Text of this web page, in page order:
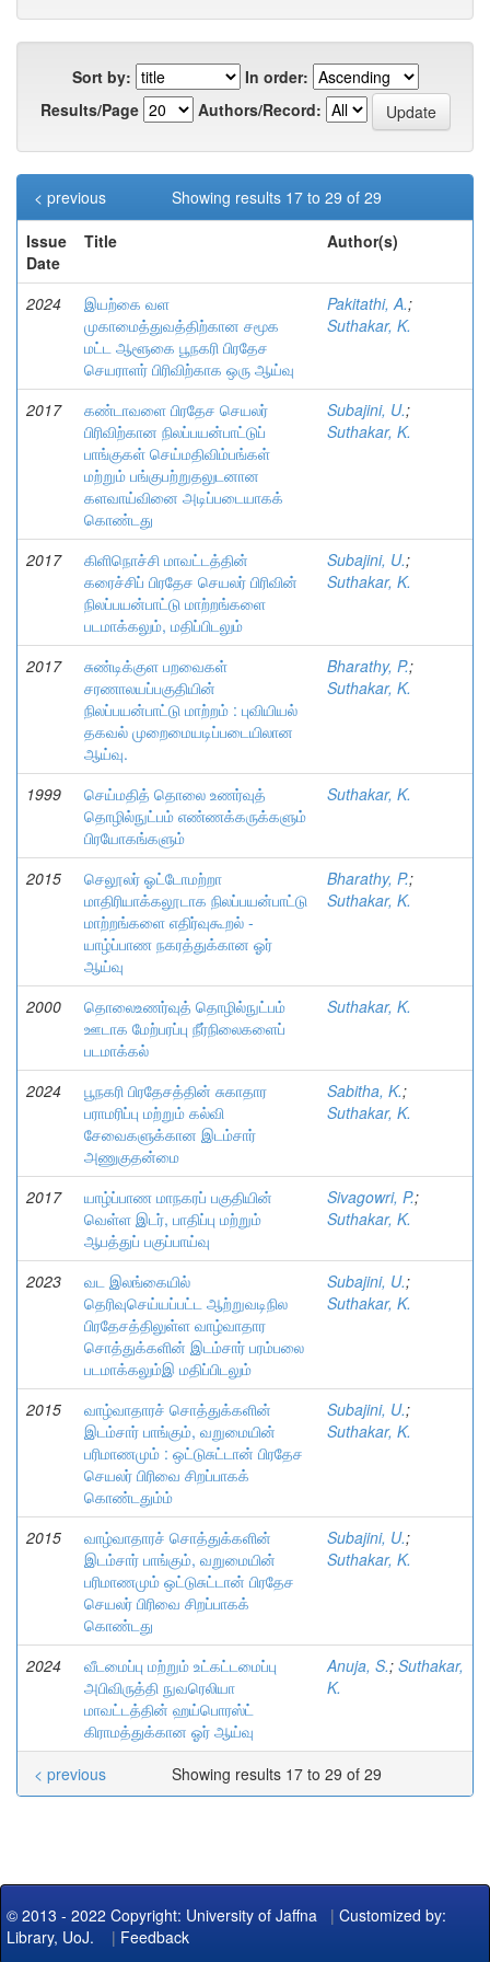
Sort by:
In order:
Results/Page
Authors/Record:
Showing results 17 to 29 of 29
< previous
Issue
Date
Title Author(s)
2024
இயற்கை வள
முகாமைத்துவத்திற்கான சமூக
மட்ட ஆளூகை பூநகரி பிரதேச
செயராளர் பிரிவிற்காக ஒரு ஆய்வு
Pakitathi, A.;
Suthakar, K.
2017
கண்டாவளை பிரதேச செயலர்
பிரிவிற்கான நிலப்பயன்பாட்டுப்
பாங்குகள் செய்மதிவிம்பங்கள்
மற்றும் பங்குபற்றுதலுடனான
களவாய்வினை அடிப்படையாகக்
கொண்டது
Subajini, U.;
Suthakar, K.
2017
கிளிநொச்சி மாவட்டத்தின்
கரைச்சிப் பிரதேச செயலர் பிரிவின்
நிலப்பயன்பாட்டு மாற்றங்களை
படமாக்கலும், மதிப்பிடலும்
Subajini, U.;
Suthakar, K.
2017
சுண்டிக்குள பறவைகள்
சரணாலயப்பகுதியின்
நிலப்பயன்பாட்டு மாற்றம் : புவியியல்
தகவல் முறைமையடிப்படையிலான
ஆய்வு.
Bharathy, P.;
Suthakar, K.
1999
செய்மதித் தொலை உணர்வுத்
தொழில்நுட்பம் எண்ணக்கருக்களும்
பிரயோகங்களும்
Suthakar, K.
2015
செலூலர் ஓட்டோமற்றா
மாதிரியாக்கலூடாக நிலப்பயன்பாட்டு
மாற்றங்களை எதிர்வுகூறல் -
யாழ்ப்பாண நகரத்துக்கான ஓர்
ஆய்வு
Bharathy, P.;
Suthakar, K.
2000
தொலைஉணர்வுத் தொழில்நுட்பம்
ஊடாக மேற்பரப்பு நீர்நிலைகளைப்
படமாக்கல்
Suthakar, K.
2024
பூநகரி பிரதேசத்தின் சுகாதார
பராமரிப்பு மற்றும் கல்வி
சேவைகளுக்கான இடம்சார்
அணுகுதன்மை
Sabitha, K.;
Suthakar, K.
2017
யாழ்ப்பாண மாநகரப் பகுதியின்
வெள்ள இடர், பாதிப்பு மற்றும்
ஆபத்துப் பகுப்பாய்வு
Sivagowri, P.;
Suthakar, K.
2023
வட இலங்கையில்
தெரிவுசெய்யப்பட்ட ஆற்றுவடிநில
பிரதேசத்திலுள்ள வாழ்வாதார
சொத்துக்களின் இடம்சார் பரம்பலை
படமாக்கலும்இ மதிப்பிடலும்
Subajini, U.;
Suthakar, K.
2015
வாழ்வாதாரச் சொத்துக்களின்
இடம்சார் பாங்கும், வறுமையின்
பரிமாணமும் : ஒட்டுசுட்டான் பிரதேச
செயலர் பிரிவை சிறப்பாகக்
கொண்டதும்ம்
Subajini, U.;
Suthakar, K.
2015
வாழ்வாதாரச் சொத்துக்களின்
இடம்சார் பாங்கும், வறுமையின்
பரிமாணமும் ஒட்டுசுட்டான் பிரதேச
செயலர் பிரிவை சிறப்பாகக்
கொண்டது
Subajini, U.;
Suthakar, K.
2024
வீடமைப்பு மற்றும் உட்கட்டமைப்பு
அபிவிருத்தி நுவரெலியா
மாவட்டத்தின் ஹய்பொரஸ்ட்
கிராமத்துக்கான ஓர் ஆய்வு
Anuja, S.; Suthakar,
K.
Showing results 17 to 29 of 29
< previous
© 2013 - 2022 Copyright: University of Jaffna | Customized by:
Library, UoJ. | Feedback